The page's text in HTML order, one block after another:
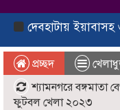
ইয়াবাসহ ৩ জন
প্রচ্ছদ
শ‍্যামনগরে বঙ্গমাতা
ফুটবল খেলা ২০২৩